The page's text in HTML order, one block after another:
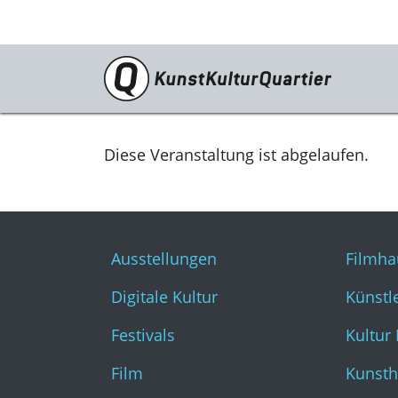
Programm
Ausstellungen
Film
Literatur & Diskurs
Musik
Diese Veranstaltung ist abgelaufen.
Ausstellungen
Digitale Kultur
Festivals
Film
Kultur